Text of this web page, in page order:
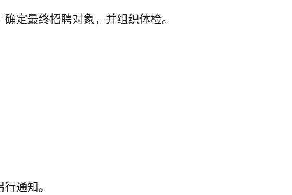
定最终招聘对象，并组织体检。
通知。